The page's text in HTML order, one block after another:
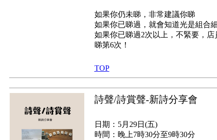
如果你仍未睇，非常建議你睇
如果你已睇過，就會知道光是組合
如果你已睇過2次以上，不緊要，
睇第6次！
TOP
詩聲/詩賞聲-新詩分享會
日期：5月29日(五)
時間：晚上7時30分至9時30分